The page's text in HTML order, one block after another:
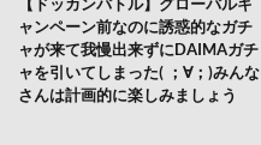
ャンペーン前なのに誘惑的なガチ
ャが来て我慢出来ずにDAIMAガチ
ャを引いてしまった(⁠ ⁠；⁠∀⁠；⁠)みんな
さんは計画的に楽しみましょう